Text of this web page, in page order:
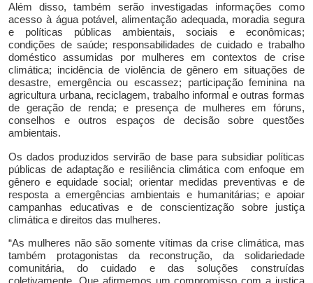
Além disso,também serão investigadas informações como
acesso àágua potável, alimentação adequada, moradia segura
e políticas públicas ambientais, sociais e econômicas;
condições de saúde; responsabilidades de cuidado e trabalho
doméstico assumidas por mulheres em contextos de crise
climática; incidência de violência de gênero em situações de
desastre, emergência ou escassez; participação feminina na
agricultura urbana, reciclagem, trabalho informal e outras formas
de geração de renda; e presença de mulheres em fóruns,
conselhos e outros espaços de decisão sobre questões
ambientais.
Os dados produzidos servirão de base para subsidiar políticas
públicas de adaptação e resiliência climática com enfoque em
gênero e equidade social; orientar medidas preventivas e de
resposta a emergências ambientais e humanitárias; e apoiar
campanhas educativas e de conscientização sobre justiça
climática e direitos das mulheres.
“As mulheres não são somente vítimas da crise climática, mas
também protagonistas da reconstrução, da solidariedade
comunitária, do cuidado e das soluções construídas